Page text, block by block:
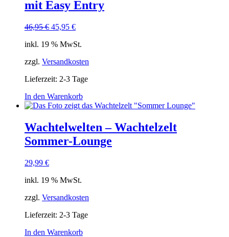
mit Easy Entry
46,95€ Ursprünglicher
war:
45,95 €Aktueller
ist:
inkl. 19 % MwSt.
zzgl. Versandkosten
Lieferzeit: 2-3 Tage
In den Warenkorb
Wachtelwelten – Wachtelzelt
Sommer-Lounge
29,99 €
inkl. 19 % MwSt.
zzgl. Versandkosten
Lieferzeit: 2-3 Tage
In den Warenkorb